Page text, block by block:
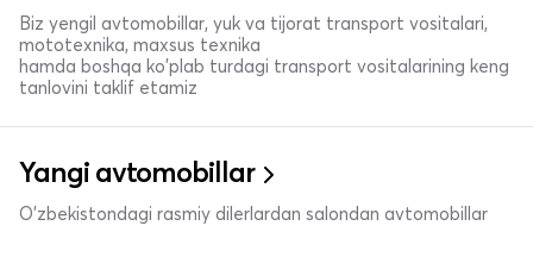
Biz yengil avtomobillar, yuk va tijorat transport vositalari,
mototexnika, maxsus texnika
hamda boshqa ko'plab turdagi transport vositalarining keng
tanlovini taklif etamiz
Yangi avtomobillar
O'zbekistondagi rasmiy dilerlardan salondan avtomobillar